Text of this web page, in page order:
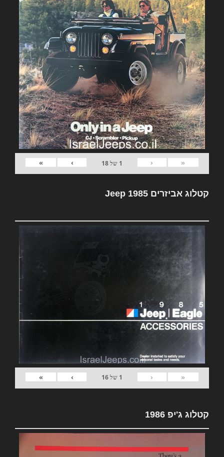
«
‹
1 של18
›
»
קטלוג אביזרים Jeep 1985
«
‹
1 של16
›
»
קטלוג ג'יפ 1986